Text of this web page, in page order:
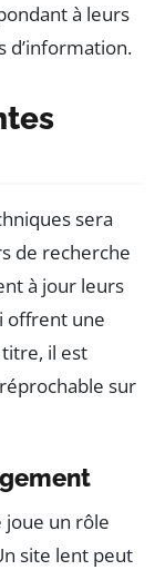
à leurs
d’information.
sera
de recherche
à jour leurs
offrent une
il est
sur
joue un rôle
site lent peut